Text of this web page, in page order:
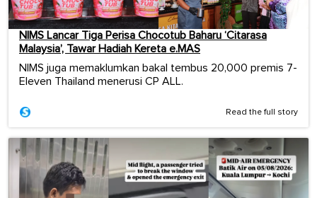
NIMS Lancar Tiga Perisa Chocotub Baharu ‘Citarasa
Malaysia’, Tawar Hadiah Kereta e.MAS
NIMS juga memaklumkan bakal tembus 20,000 premis 7-
Eleven Thailand menerusi CP ALL.
Read the full story